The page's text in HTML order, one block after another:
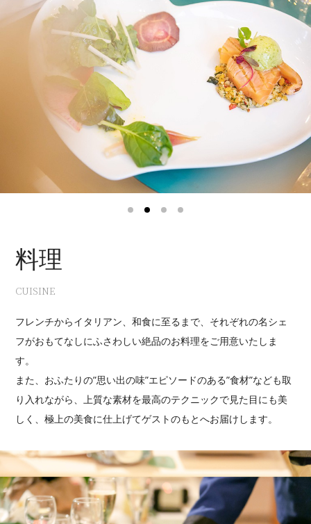
料理
CUISINE
フレンチからイタリアン、和食に至るまで、それぞれの名シェ
フがおもてなしにふさわしい絶品のお料理をご用意いたしま
す。
また、おふたりの”思い出の味”エピソードのある”食材”なども取
り入れながら、上質な素材を最高のテクニックで見た目にも美
しく、極上の美食に仕上げてゲストのもとへお届けします。